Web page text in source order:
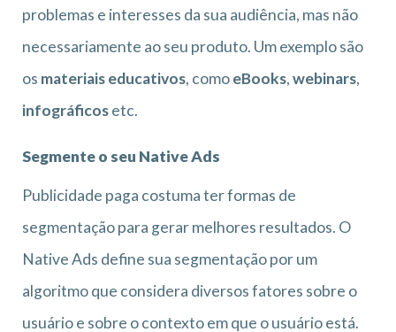
problemas e interesses da sua audiência, mas não
necessariamente ao seu produto. Um exemplo são
os materiais educativos, comoeBooks,webinars,
infográficosetc.
Segmente o seu Native Ads
Publicidade paga costuma ter formas de
segmentação para gerar melhores resultados. O
Native Ads define sua segmentação por um
algoritmo que considera diversos fatores sobre o
usuário e sobre o contexto em que o usuário está.